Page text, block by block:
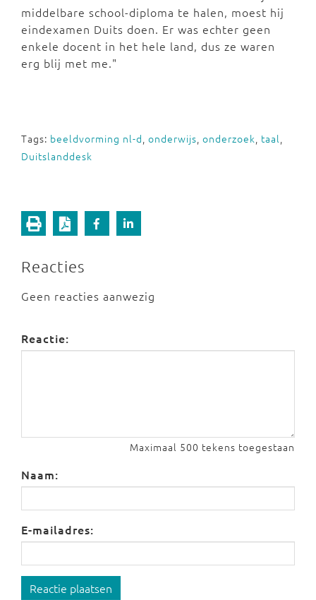
middelbare school-diploma te halen, moest hij
eindexamen Duits doen. Er was echter geen
enkele docent in het hele land, dus ze waren
erg blij met me."
Tags: beeldvorming nl-d, onderwijs, onderzoek, taal,
Duitslanddesk
Reacties
Geen reacties aanwezig
Reactie:
Maximaal 500 tekens toegestaan
Naam:
E-mailadres:
Reactie plaatsen